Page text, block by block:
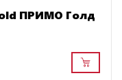
ПРИМО Голд